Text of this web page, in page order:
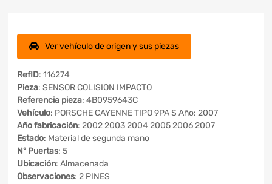
Ver vehículo de origen y sus piezas
RefID: 116274
Pieza: SENSOR COLISION IMPACTO
Referencia pieza: 4B0959643C
Vehículo: PORSCHE CAYENNE TIPO 9PA S Año: 2007
Año fabricación: 2002 2003 2004 2005 2006 2007
Estado: Material de segunda mano
Nº Puertas: 5
Ubicación: Almacenada
Observaciones: 2 PINES